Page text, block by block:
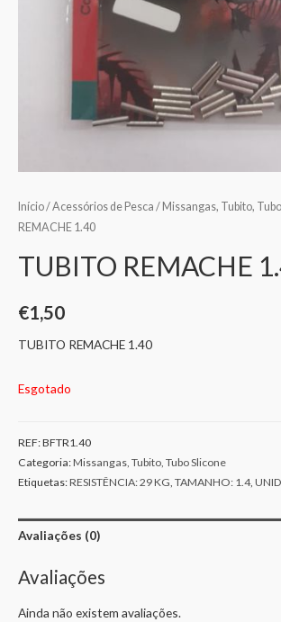
Início/Acessórios de Pesca / Missangas, Tubito,
REMACHE 1.40
TUBITO REMACHE
€1,50
TUBITO REMACHE 1.40
Esgotado
REF:BFTR1.40
Categoria:Missangas, Tubito, Tubo Slicone
Etiquetas:RESISTÊNCIA: 29 KG, TAMANHO: 1.4,
Avaliações (0)
Avaliações
Ainda não existem avaliações.